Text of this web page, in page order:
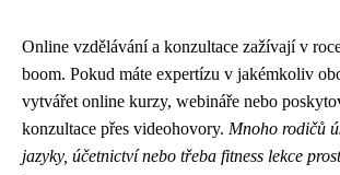
Online vzdělávání a konzultace zažívají v
boom. Pokud máte expertízu v jakémkoliv
vytvářet online kurzy, webináře nebo
konzultace přes videohovory. Mnoho rodičů
jazyky, účetnictví nebo třeba fitness lekce